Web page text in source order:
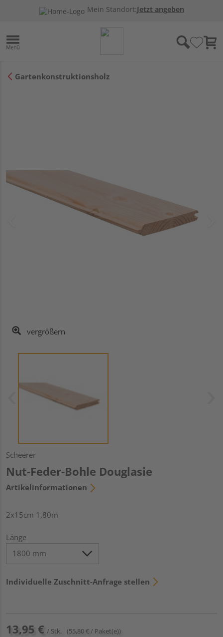
Mein Standort:Jetzt angeben
Gartenkonstruktionsholz
vergrößern
Scheerer
Nut-Feder-Bohle Douglasie
Artikelinformationen
2x15cm 1,80m
Länge
Individuelle Zuschnitt-Anfrage stellen
13,95 € / Stk. (55,80 € / Paket(e))